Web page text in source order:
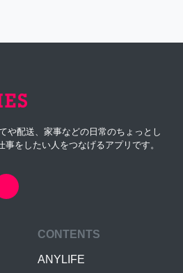
や配送、家事などの日常のちょっとし
をしたい人をつなげるアプリです。
CONTENTS
ANYLIFE